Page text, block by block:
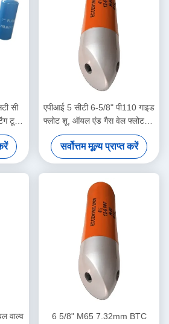
सी
टूल्स
एपीआई 5 सीटी 6-5/8" पी110 गाइड
फ्लोट शू, ऑयल एंड गैस वेल फ्लोट शू,
स्थिर केसिंग सीमेंटिंग ऑपरेशन का
समर्थन करें
सर्वोत्तम मूल्य प्राप्त करें
वाल्व
6 5/8" M65 7.32mm BTC